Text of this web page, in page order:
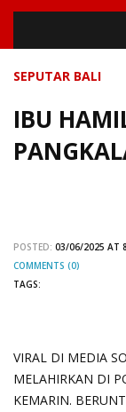
SEPUTAR BALI
IBU
POSTED: 03/06/2025
COMMENTS (0)
TAGS:
VIRAL DI MEDIA
MELAHIRKAN DI
KEMARIN.